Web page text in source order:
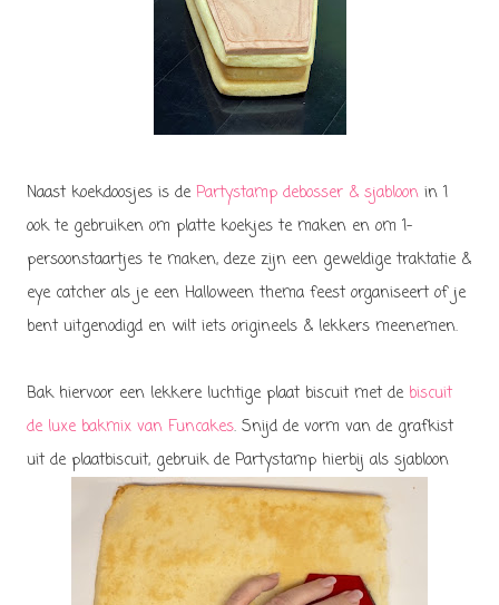
Naast koekdoosjes is de Partystamp debosser & sjabloon in 1
ook te gebruiken om platte koekjes te maken en om 1-
persoonstaartjes te maken, deze zijn een geweldige traktatie &
eye catcher als je een Halloween thema feest organiseert of je
bent uitgenodigd en wilt iets origineels & lekkers meenemen.
Bak hiervoor een lekkere luchtige plaat biscuit met de biscuit
de luxe bakmix van Funcakes. Snijd de vorm van de grafkist
uit de plaatbiscuit, gebruik de Partystamp hierbij als sjabloon